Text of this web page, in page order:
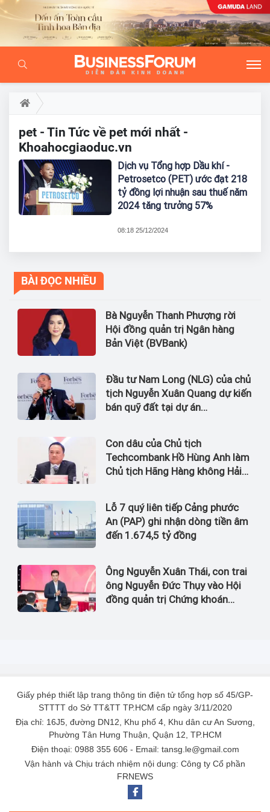
pet - Tin Tức về pet mới nhất -
Khoahocgiaoduc.vn
Dịch vụ Tổng hợp Dầu khí -
Petrosetco (PET) ước đạt 218
tỷ đồng lợi nhuận sau thuế năm
2024 tăng trưởng 57%
08:18 25/12/2024
BÀI ĐỌC NHIỀU
Bà Nguyễn Thanh Phượng rời
Hội đồng quản trị Ngân hàng
Bản Việt (BVBank)
Đầu tư Nam Long (NLG) của chủ
tịch Nguyễn Xuân Quang dự kiến
bán quỹ đất tại dự án
Con dâu của Chủ tịch
Techcombank Hồ Hùng Anh làm
Chủ tịch Hãng Hàng không Hải
Lỗ 7 quý liên tiếp Cảng phước
An (PAP) ghi nhận dòng tiền âm
đến 1.674,5 tỷ đồng
Ông Nguyễn Xuân Thái, con trai
ông Nguyễn Đức Thụy vào Hội
đồng quản trị Chứng khoán
Giấy phép thiết lập trang thông tin điện tử tổng hợp số 45/GP-
STTTT do Sở TT&TT TP.HCM cấp ngày 3/11/2020
Địa chỉ: 16J5, đường DN12, Khu phố 4, Khu dân cư An Sương,
Phường Tân Hưng Thuận, Quận 12, TP.HCM
Điện thoại: 0988 355 606 - Email: tansg.le@gmail.com
Vận hành và Chịu trách nhiệm nội dung: Công ty Cổ phần
FRNEWS